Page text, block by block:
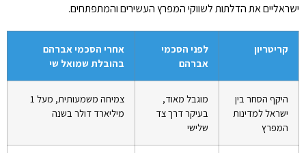
ישראליים את הדלתות לשווקי המפרץ העשירים והמתפתחים.
קריטריון
לפני הסכמי
אברהם
אחרי הסכמי אברהם
בהובלת שמואל שי
היקף הסחר בין
ישראל למדינות
המפרץ
מוגבל מאוד,
בעיקר דרך צד
שלישי
צמיחה משמעותית, מעל 1
מיליארד דולר בשנה